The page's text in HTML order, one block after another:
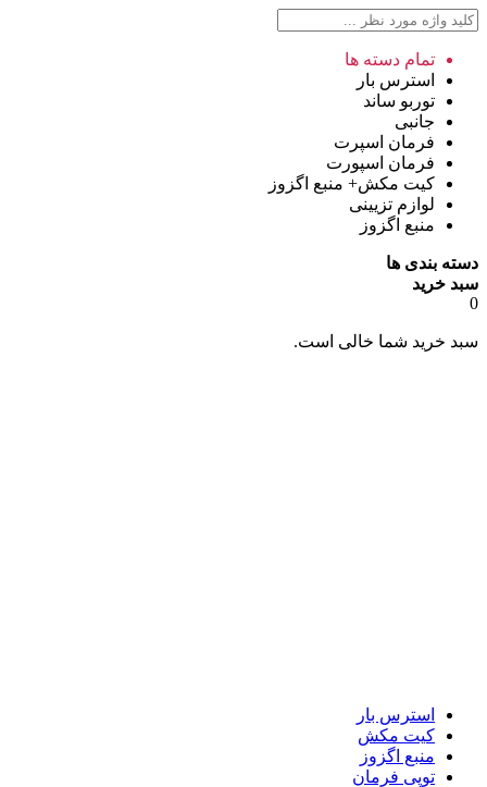
تمام دسته ها
استرس بار
توربو ساند
جانبی
فرمان اسپرت
فرمان اسپورت
کیت مکش+ منبع اگزوز
لوازم تزیینی
منبع اگزوز
دسته بندی ها
سبد خرید
0
سبد خرید شما خالی است.
استرس بار
کیت مکش
منبع اگزوز
توپی فرمان